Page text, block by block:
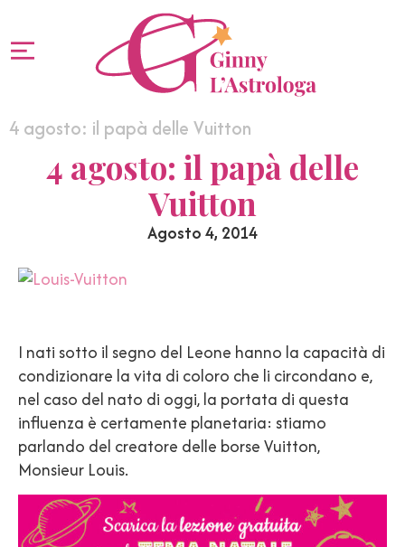
4 agosto: il papà delle Vuitton
4 agosto: il papà delle
Vuitton
Agosto 4, 2014
I nati sotto il segno del Leone hanno la capacità di
condizionare la vita di coloro che li circondano e,
nel caso del nato di oggi, la portata di questa
influenza è certamente planetaria: stiamo
parlando del creatore delle borse Vuitton,
Monsieur Louis.